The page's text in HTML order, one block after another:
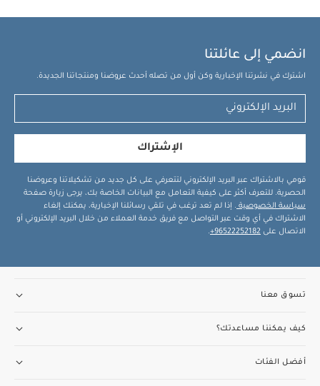
انضمي إلى عائلتنا
اشترك في نشرتنا الإخبارية وكن أول من تصله أحدث عروضنا ومنتجاتنا الجديدة.
الإشتراك
قومي بالاشتراك عبر البريد الإلكتروني لتتعرفي على كل جديد من تشكيلاتنا وعروضنا
الحصرية. للتعرف أكثر على كيفية التعامل مع البيانات الخاصة بك، يرجى زيارة صفحة
سياسة الخصوصية . إذا لم تعد ترغب في تلقي رسائلنا الإخبارية، يمكنك إلغاء
الاشتراك في أي وقت عبر التواصل مع فريق خدمة العملاء من خلال البريد الإلكتروني أو
الاتصال على 96522252182+
.
تسوق معنا
كيف يمكننا مساعدتك؟
أفضل الفئات